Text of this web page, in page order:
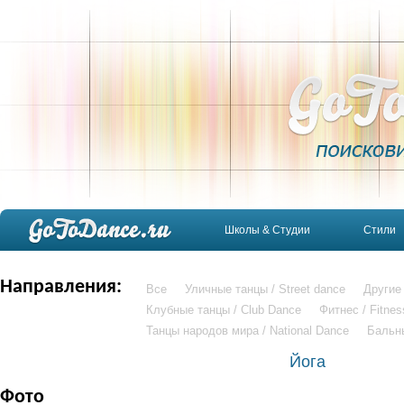
Школы & Студии Стили
Направления: Все Уличные танцы / Street dance
Клубные танцы / Club Dance
Фитнес /
Танцы народов мира / National Dance
Йога
Фото